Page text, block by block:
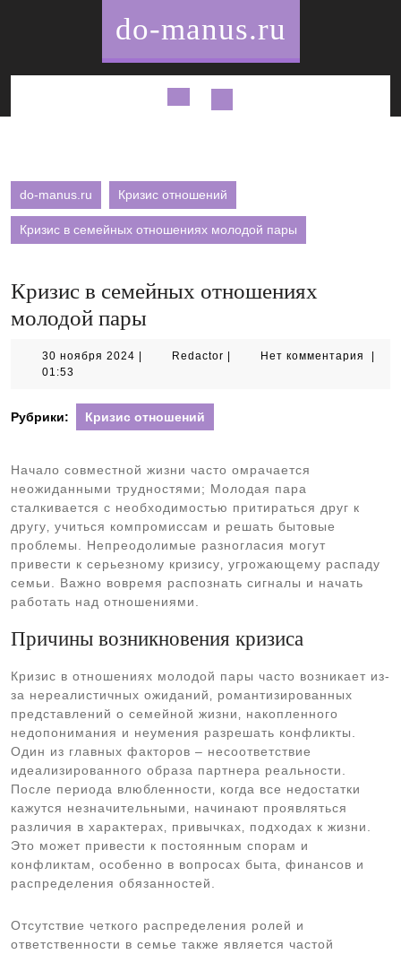
do-manus.ru
Кнопка
do-manus.ru Кризис отношений
Кризис в семейных отношениях молодой пары
Кризис в семейных отношениях
молодой пары
30 ноября 2024 30
Redactor RedactorНет комментария
01:53
Рубрики: Кризис отношений
Начало совместной жизни часто омрачается
неожиданными трудностями; Молодая пара
сталкивается с необходимостью притираться друг к
другу‚ учиться компромиссам и решать бытовые
проблемы. Непреодолимые разногласия могут
привести к серьезному кризису‚ угрожающему распаду
семьи. Важно вовремя распознать сигналы и начать
работать над отношениями.
Причины возникновения кризиса
Кризис в отношениях молодой пары часто возникает из-
за нереалистичных ожиданий‚ романтизированных
представлений о семейной жизни‚ накопленного
недопонимания и неумения разрешать конфликты.
Один из главных факторов – несоответствие
идеализированного образа партнера реальности.
После периода влюбленности‚ когда все недостатки
кажутся незначительными‚ начинают проявляться
различия в характерах‚ привычках‚ подходах к жизни.
Это может привести к постоянным спорам и
конфликтам‚ особенно в вопросах быта‚ финансов и
распределения обязанностей.
Отсутствие четкого распределения ролей и
ответственности в семье также является частой